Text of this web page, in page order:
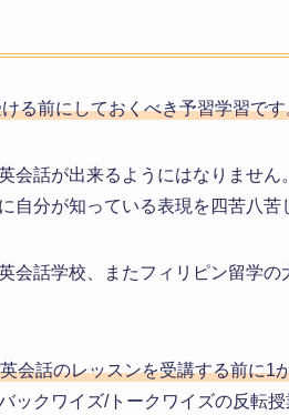
る前にしておくべき予習学習です
会話が出来るようにはなりませ
自分が知っている表現を四苦八苦
会話学校、またフィリピン留学
会話のレッスンを受講する前に1
ックワイズ/トークワイズの反転授